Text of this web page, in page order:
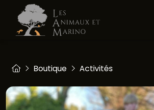
Boutique Activités